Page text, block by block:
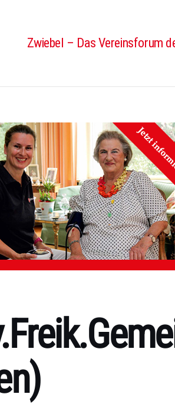
Zwiebel – Das Vereinsforum